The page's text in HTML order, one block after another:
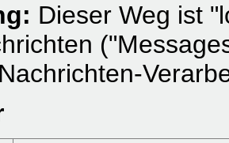
Dieser Weg ist